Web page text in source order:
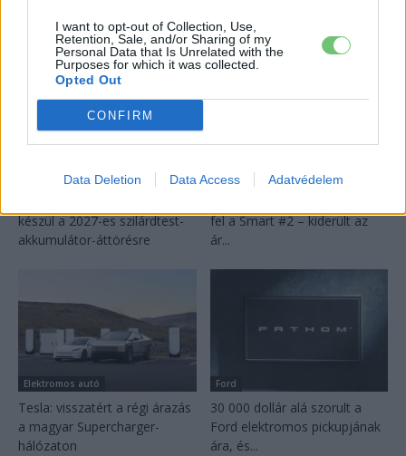
I want to opt-out of Collection, Use,
Retention, Sale, and/or Sharing of my
Personal Data that Is Unrelated with the
Purposes for which it was collected.
Opted Out
CONFIRM
Data Deletion Data Access Adatvédelem
Legutolsó cikkek
Akkumulátor
készül a 2027-es szilárdtest-
akkumulátor-áttörésre
Elektromos autó
fel a Smart #2 – kiderült az
ár...
Elektromos autó
Tesla: visszatért a régi árazás
a magyar Supercharger-
hálózaton
Ford
30 000 dollár alá szorult a
Ford elektromos pickupjának
ára, és...